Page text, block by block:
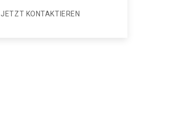
JETZT KONTAKTIEREN